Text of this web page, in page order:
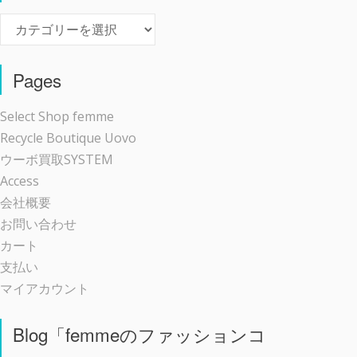
Pages
Select Shop femme
Recycle Boutique Uovo
ウーボ買取SYSTEM
Access
会社概要
お問い合わせ
カート
支払い
マイアカウント
Blog「femmeのファッションコ